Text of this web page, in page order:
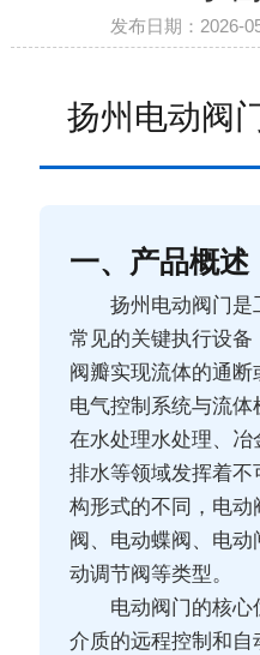
发布日期：2026-
扬州电动阀
一、产品概述
扬州电动阀门是
常见的关键执行设
阀瓣实现流体的通
电气控制系统与流体
在水处理水处理、
排水等领域发挥着
构形式的不同，电
阀、电动蝶阀、电
动调节阀等类型。
电动阀门的核
介质的远程控制和